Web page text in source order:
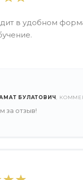
в удобном
БУЛАТОВИЧ,
за отзыв!